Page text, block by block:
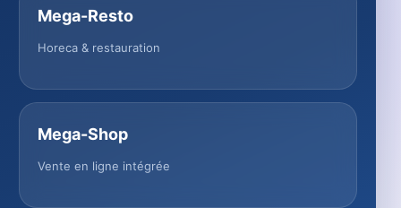
Mega-Resto
Horeca & restauration
Mega-Shop
Vente en ligne intégrée